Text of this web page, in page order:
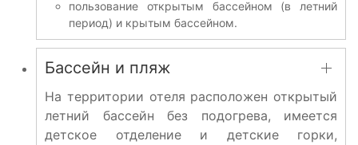
пользование открытым бассейном (в летний
период) и крытым бассейном.
Бассейн и пляж
На территории отеля расположен открытый
летний бассейн без подогрева, имеется
детское отделение и детские горки,